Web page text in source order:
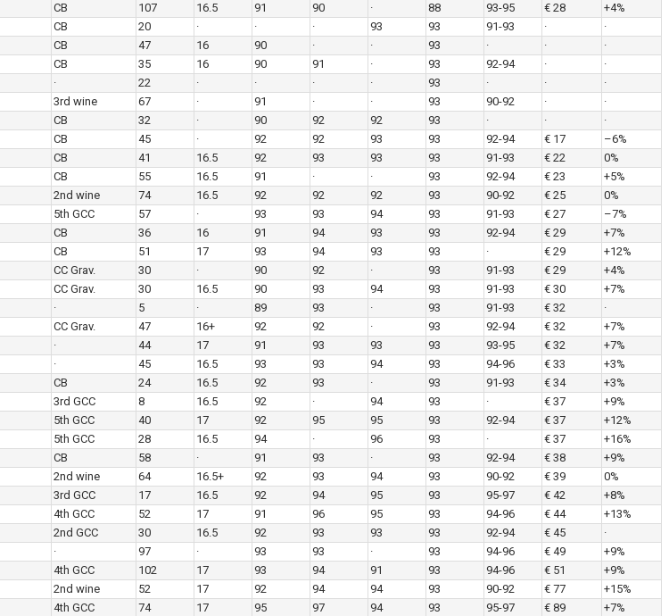
CB 107 16.5 91 90 · 88 93-95 € 28
+4%
CB 20 · · · 93 93 91-93 ·
·
CB 47 16 90 · · 93 · ·
·
CB 35 16 90 91 · 93 92-94 ·
·
· 22 · · · · 93 · ·
·
3rd wine 67 · 91 · · 93 90-92 ·
·
CB 32 · 90 92 92 93 · ·
·
CB 45 · 92 92 93 93 92-94 € 17
–6%
CB 41 16.5 92 93 93 93 91-93 € 22
0%
CB 55 16.5 91 · · 93 92-94 € 23
+5%
2nd wine 74 16.5 92 92 92 93 90-92 € 25
0%
5th GCC 57 · 93 93 94 93 91-93 € 27
–7%
CB 36 16 91 94 93 93 92-94 € 29
+7%
CB 51 17 93 94 93 93 · € 29
+12%
CC Grav. 30 · 90 92 · 93 91-93 € 29
+4%
CC Grav. 30 16.5 90 93 94 93 91-93 € 30
+7%
· 5 · 89 93 · 93 91-93 € 32
·
CC Grav. 47 16+ 92 92 · 93 92-94 € 32
+7%
· 44 17 91 93 93 93 93-95 € 32
+7%
· 45 16.5 93 93 94 93 94-96 € 33
+3%
CB 24 16.5 92 93 · 93 91-93 € 34
+3%
3rd GCC 8 16.5 92 · 94 93 · € 37
+9%
5th GCC 40 17 92 95 95 93 92-94 € 37
+12%
5th GCC 28 16.5 94 · 96 93 · € 37
+16%
CB 58 · 91 93 · 93 92-94 € 38
+9%
2nd wine 64 16.5+ 92 93 94 93 90-92 € 39
0%
3rd GCC 17 16.5 92 94 95 93 95-97 € 42
+8%
4th GCC 52 17 91 96 95 93 94-96 € 44
+13%
2nd GCC 30 16.5 92 93 93 93 92-94 € 45
·
· 97 · 93 93 · 93 94-96 € 49
+9%
4th GCC 102 17 93 94 91 93 94-96 € 51
+9%
2nd wine 52 17 92 94 94 93 90-92 € 77
+15%
4th GCC 74 17 95 97 94 93 95-97 € 89 +7%